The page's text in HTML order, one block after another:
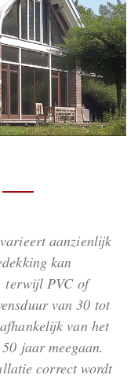
aanzienlijk
kan
terwijl PVC of
van 30 tot
van het
jaar meegaan.
correct wordt